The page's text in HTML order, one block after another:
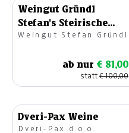
Weingut Gründl
Stefan's Steirische
Vielfalt und Raritäten
Weingut Stefan Gründl
ab nur € 81,00
statt€ 100,00
Dveri-Pax Weine
Dveri-Pax d.o.o.